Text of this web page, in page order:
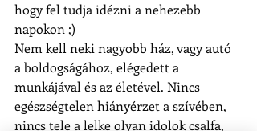
hogy fel tudja idézni a nehezebb
napokon ;)
Nem kell neki nagyobb ház, vagy autó
a boldogságához, elégedett a
munkájával és az életével. Nincs
egészségtelen hiányérzet a szívében,
nincs tele a lelke olyan idolok csalfa,